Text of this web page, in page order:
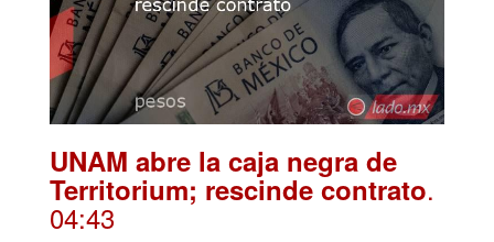
UNAM abre la caja negra de
Territorium; rescinde contrato.
04:43